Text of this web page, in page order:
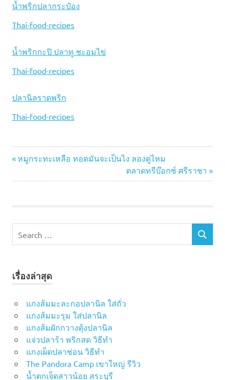
น้ำพริกปลากระป๋อง
In relation to
Thai-food-recipes
น้ำพริกกะปิ ปลาทู ชะอมไข่
In relation to
Thai-food-recipes
ปลานิลราดพริก
In relation to
Thai-food-recipes
พริก
พริก
แนะแนว
เรื่อง
Previous
หมูกระทะเหลือ ทอดมันจะเป็นไง ลองดูไหม
Next
Post:
ตลาดทรีบ๊อกซ์ ศรีราชา
c
f
o
r
S
เรื่องล่าสุด
แกงส้มมะละกอปลานิล ใส่ถั่ว
แกงส้มมะรุม ใส่ปลานิล
แกงส้มผักกวางตุ้งปลานิล
แจ่วปลาร้า พริกสด วิธีทำ
แกงเผ็ดปลาช่อน วิธีทำ
The Pandora Camp เขาใหญ่ รีวิว
น้ำตกเจ็ดสาวน้อย สระบุรี